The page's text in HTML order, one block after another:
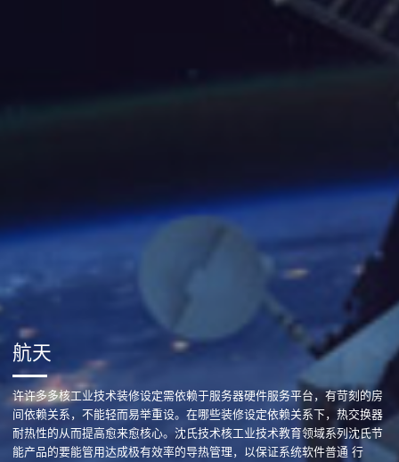
航天
许许多多核工业技术装修设定需依赖于服务器硬件服务平台，有苛刻的房
间依赖关系，不能轻而易举重设。在哪些装修设定依赖关系下，热交换器
耐热性的从而提高愈来愈核心。沈氏技术核工业技术教育领域系列沈氏节
能产品的要能管用达成极有效率的导热管理，以保证系统软件普通 行